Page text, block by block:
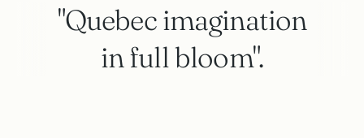
"Quebec imagination
in full bloom".